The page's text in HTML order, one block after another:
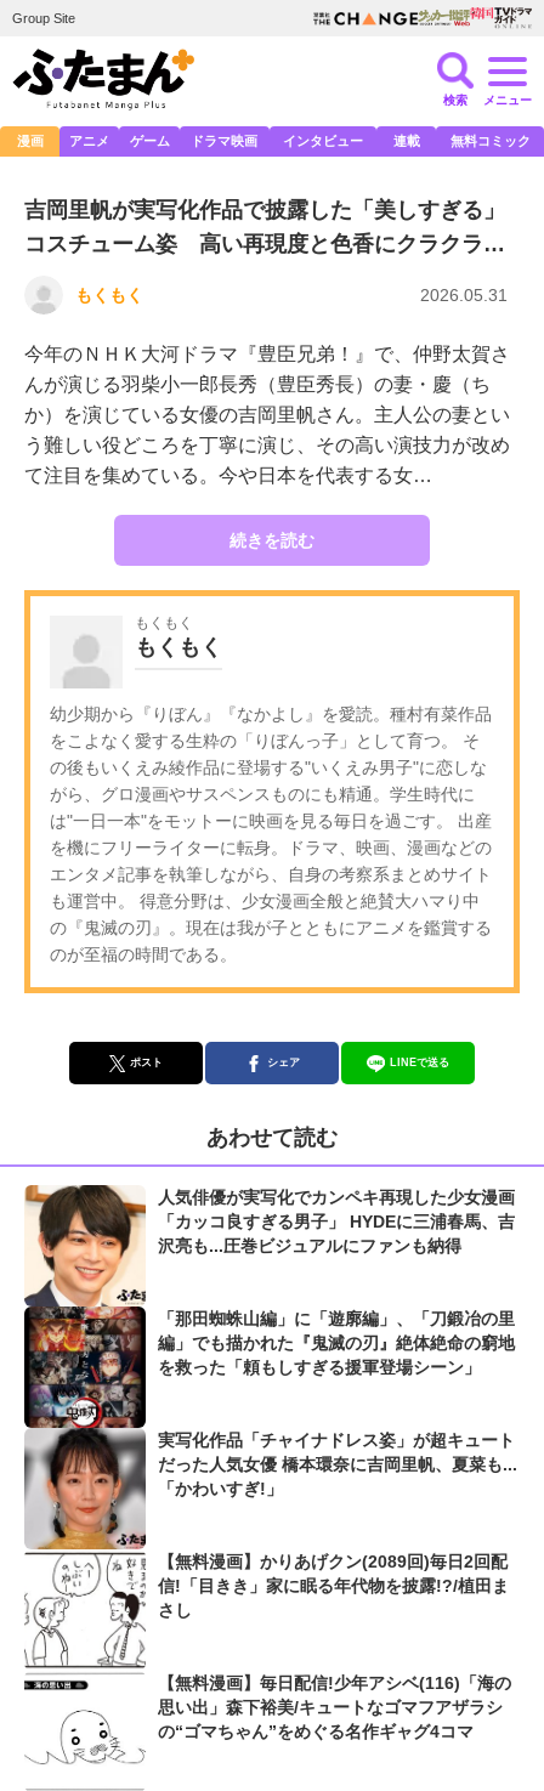
Group Site
検索 メニュー
漫画 アニメ ゲーム ドラマ映画 インタビュー 連載 無料コミック
吉岡里帆が実写化作品で披露した「美しすぎる」
コスチューム姿 高い再現度と色香にクラクラ…
もくもく 2026.05.31
今年のＮＨＫ大河ドラマ『豊臣兄弟！』で、仲野太賀さ
んが演じる羽柴小一郎長秀（豊臣秀長）の妻・慶（ち
か）を演じている女優の吉岡里帆さん。主人公の妻とい
う難しい役どころを丁寧に演じ、その高い演技力が改め
て注目を集めている。今や日本を代表する女…
続きを読む
もくもく
もくもく
幼少期から『りぼん』『なかよし』を愛読。種村有菜作品
をこよなく愛する生粋の「りぼんっ子」として育つ。 そ
の後もいくえみ綾作品に登場する"いくえみ男子"に恋しな
がら、グロ漫画やサスペンスものにも精通。学生時代に
は"一日一本"をモットーに映画を見る毎日を過ごす。 出産
を機にフリーライターに転身。ドラマ、映画、漫画などの
エンタメ記事を執筆しながら、自身の考察系まとめサイト
も運営中。 得意分野は、少女漫画全般と絶賛大ハマり中
の『鬼滅の刃』。現在は我が子とともにアニメを鑑賞する
のが至福の時間である。
ポスト シェア LINEで送る
あわせて読む
人気俳優が実写化でカンペキ再現した少女漫画
「カッコ良すぎる男子」 HYDEに三浦春馬、吉
沢亮も...圧巻ビジュアルにファンも納得
「那田蜘蛛山編」に「遊廓編」、「刀鍛冶の里
編」でも描かれた『鬼滅の刃』絶体絶命の窮地
を救った「頼もしすぎる援軍登場シーン」
実写化作品「チャイナドレス姿」が超キュート
だった人気女優 橋本環奈に吉岡里帆、夏菜も...
「かわいすぎ!」
【無料漫画】かりあげクン(2089回)毎日2回配
信!「目きき」家に眠る年代物を披露!?/植田ま
さし
【無料漫画】毎日配信!少年アシベ(116)「海の
思い出」森下裕美/キュートなゴマフアザラシ
の“ゴマちゃん”をめぐる名作ギャグ4コマ